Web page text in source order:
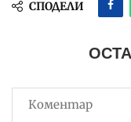
СПОДЕЛИ